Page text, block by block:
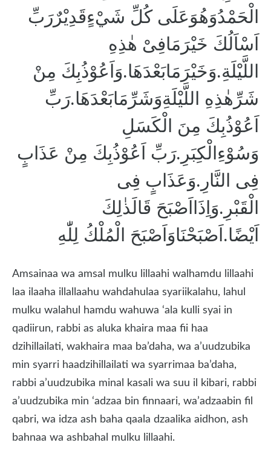
الْحَمْدُوَهُوَعَلَى كُلِّ شَيْءٍقَدِيْرٌرَبِّ
اَسْاَلُكَ خَيْرَمَافِىْ هٰذِهِ
اللَّيْلَةِ.وَخَيْرَمَابَعْدَهَا.وَاَعُوْذُبِكَ مِنْ
شَرِّهٰذِهِ اللَّيْلَةِوَشَرِّمَابَعْدَهَا.رَبِّ
اَعُوْذُبِكَ مِنَ الْكَسَلِ
وَسُوْءِالْكِبَرِ.رَبِّ اَعُوْذُبِكَ مِنْ عَذَابٍ
فِى النَّارِ.وَعَذَابٍ فِى
الْقَبْرِ.وَاِذَااَصْبَحَ قَالَذٰلِكَ
اَيْضًا.اَصْبَحْنَاوَاَصْبَحَ الْمُلْكُ لِلّٰهِ
Amsainaa wa amsal mulku lillaahi walhamdu lillaahi
laa ilaaha illallaahu wahdahulaa syariikalahu, lahul
mulku walahul hamdu wahuwa ‘ala kulli syai in
qadiirun, rabbi as aluka khaira maa fii haa
dzihillailati, wakhaira maa ba’daha, wa a’uudzubika
min syarri haadzihillailati wa syarrimaa ba’daha,
rabbi a’uudzubika minal kasali wa suu il kibari, rabbi
a’uudzubika min ‘adzaa bin finnaari, wa’adzaabin fil
qabri, wa idza ash baha qaala dzaalika aidhon, ash
bahnaa wa ashbahal mulku lillaahi.